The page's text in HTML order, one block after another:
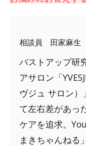
相談員 田家麻生
バストアップ研
アサロン「
ヴジュ サロン
て左右差があっ
ケアを追求。
まきちゃんねる